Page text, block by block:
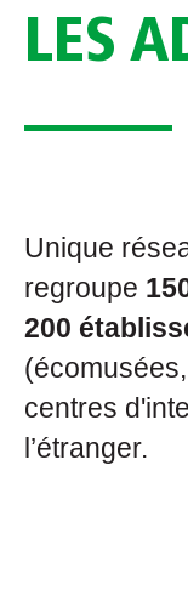
LES
Unique
regroupe
200
centres
l’étranger.